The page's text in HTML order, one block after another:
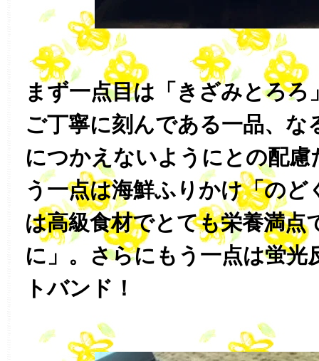
まず一点目は「きざみとろろ
ご丁寧に刻んである一品、な
につかえないようにとの配
う一点は海鮮ふりかけ「のど
は高級食材でとても栄養満点
に」。さらにもう一点は蛍光
トバンド！